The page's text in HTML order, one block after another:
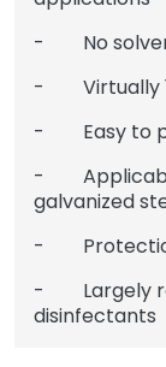
- No
- Virtually
- Easy to
- Applicable
galvanized
-
- Largely
disinfectants